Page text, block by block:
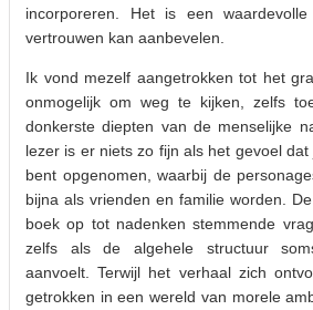
incorporeren. Het is een
vertrouwen kan aanbevelen.
Ik vond mezelf aangetrokken tot het
onmogelijk om weg te kijken, zelfs
donkerste diepten van de menselijke
lezer is er niets zo fijn als het gevoel
bent opgenomen, waarbij de
bijna als vrienden en familie worden.
boek op tot nadenken stemmende
zelfs als de algehele structuur
aanvoelt. Terwijl het verhaal zich
getrokken in een wereld van morele